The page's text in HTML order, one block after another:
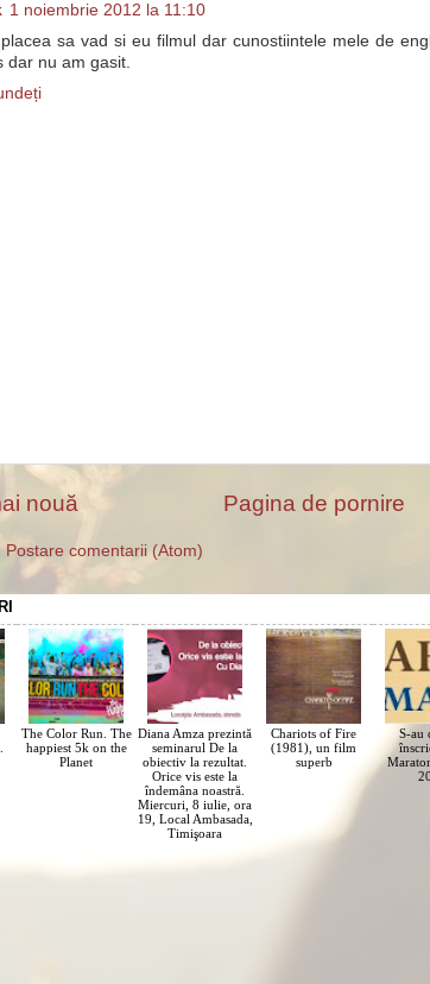
1 noiembrie 2012 la 11:10
sa vad si eu filmul dar cunostiintele mele de
dar nu am gasit.
nouă Pagina de pornire
Postare comentarii (Atom)
The Color Run. The
happiest 5k on the
Planet
Diana Amza prezintă
seminarul De la
obiectiv la rezultat.
Orice vis este la
îndemâna noastră.
Miercuri, 8 iulie, ora
19, Local Ambasada,
Timişoara
Chariots of Fire
(1981), un film
superb
S-au